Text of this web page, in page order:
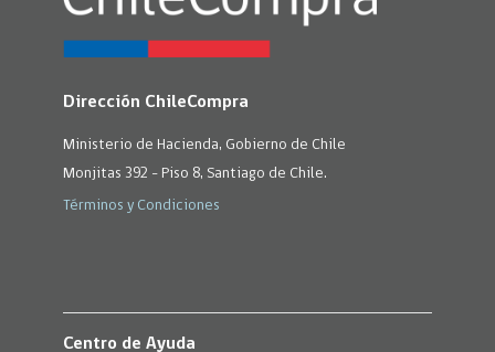
Dirección ChileCompra
Ministerio de Hacienda, Gobierno de Chile
Monjitas 392 - Piso 8, Santiago de Chile.
Términos y Condiciones
Centro de Ayuda